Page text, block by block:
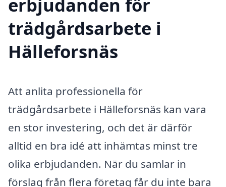
trädgårdsarbete i
Hälleforsnäs
Att anlita professionella för
trädgårdsarbete i Hälleforsnäs kan vara
en stor investering, och det är därför
alltid en bra idé att inhämtas minst tre
olika erbjudanden. När du samlar in
förslag från flera företag får du inte bara